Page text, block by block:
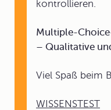
kontrollieren.
Multiple-
– Qualitative
Viel Spaß beim
WISSENSTEST